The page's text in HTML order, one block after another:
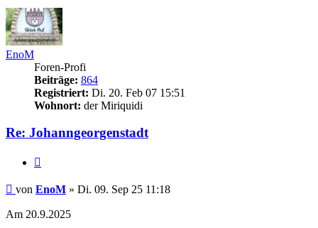
EnoM
Foren-Profi
Beiträge: 864
Registriert: Di. 20. Feb 07 15:51
Wohnort: der Miriquidi
Re: Johanngeorgenstadt
Beitrag
von EnoM » Di. 09. Sep 25 11:18
Am 20.9.2025